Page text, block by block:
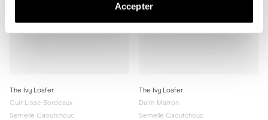
Accepter
The Ivy Loafer
Cuir Lisse Bordeaux
Semelle Caoutchouc
The Ivy Loafer
Daim Marron
Semelle Caoutchouc